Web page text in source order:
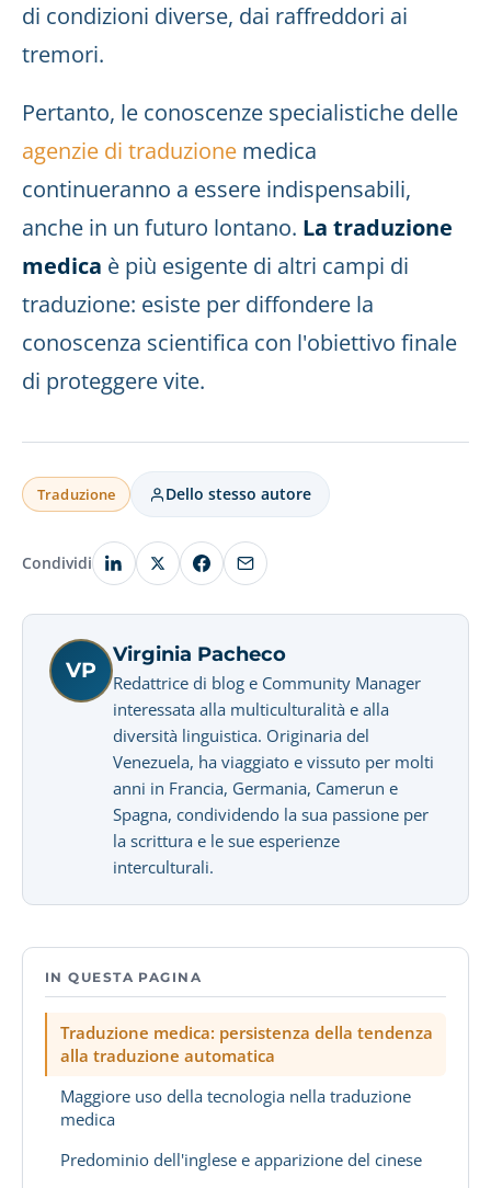
di condizioni diverse, dai raffreddori ai
tremori.
Pertanto, le conoscenze specialistiche delle
agenzie di traduzione medica
continueranno a essere indispensabili,
anche in un futuro lontano. La traduzione
medica è più esigente di altri campi di
traduzione: esiste per diffondere la
conoscenza scientifica con l'obiettivo finale
di proteggere vite.
Traduzione Dello stesso autore
Condividi
VP
Virginia Pacheco
Redattrice di blog e Community Manager
interessata alla multiculturalità e alla
diversità linguistica. Originaria del
Venezuela, ha viaggiato e vissuto per molti
anni in Francia, Germania, Camerun e
Spagna, condividendo la sua passione per
la scrittura e le sue esperienze
interculturali.
IN QUESTA PAGINA
Traduzione medica: persistenza della tendenza
alla traduzione automatica
Maggiore uso della tecnologia nella traduzione
medica
Predominio dell'inglese e apparizione del cinese